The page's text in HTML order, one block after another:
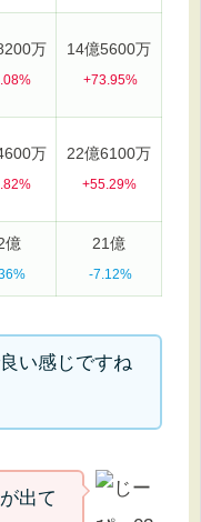
万 14億5600万
+73.95%
万 22億6100万
+55.29%
億 21億
-7.12%
い感じですね
出て